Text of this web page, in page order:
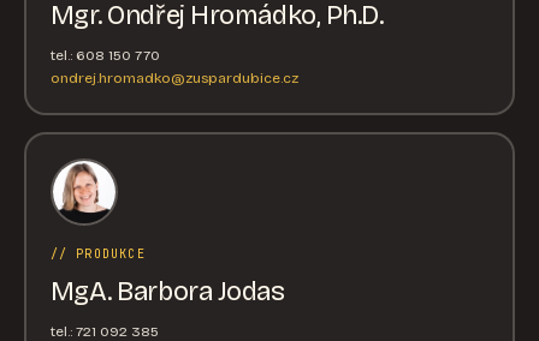
Mgr. Ondřej Hromádko, Ph.D.
tel.: 608 150 770
ondrej.hromadko@zuspardubice.cz
// PRODUKCE
MgA. Barbora Jodas
tel.: 721 092 385